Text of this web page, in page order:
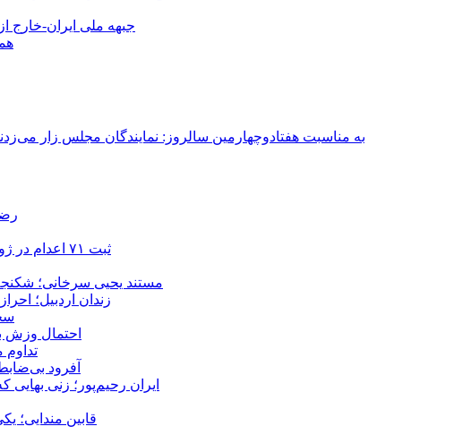
جبهه ملی ایران-خارج
به مناسبت هفتادوچهارمین سالروز: نمایندگان مجلس زار می‌زدند/ تهران در آتش؛ ۳۰ تیر ۱۳۳۱
ثبت ۷۱ اعدام در ژوئیه؛ شمار اعدام‌ها در سال ۲۰۲۶ به دست‌کم ۴۴۴ نفر رسید
مستند یحیی سرخانی؛
زندان اردبیل؛ احراز هویت ۵۴ شهروند بازداشت‌شده در
احتمال وزش
تداوم موج
آفرود
ایران رحیم‌پور؛ زنی
قابین مندایی؛